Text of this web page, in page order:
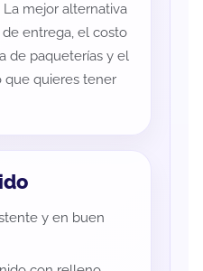
mejor alternativa
entrega, el costo
de paqueterías y el
que quieres tener
y en buen